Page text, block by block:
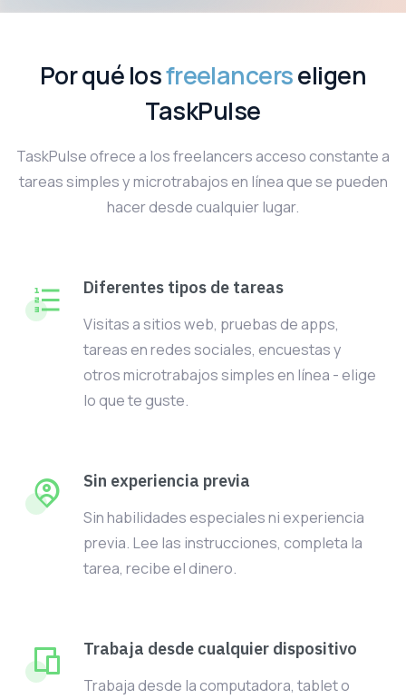
Por qué losfreelancerseligen
TaskPulse
TaskPulse ofrece a los freelancers acceso constante a
tareas simples y microtrabajos en línea que se pueden
hacer desde cualquier lugar.
Diferentes tipos de tareas
Visitas a sitios web, pruebas de apps,
tareas en redes sociales, encuestas y
otros microtrabajos simples en línea - elige
lo que te guste.
Sin experiencia previa
Sin habilidades especiales ni experiencia
previa. Lee las instrucciones, completa la
tarea, recibe el dinero.
Trabaja desde cualquier dispositivo
Trabaja desde la computadora, tablet o